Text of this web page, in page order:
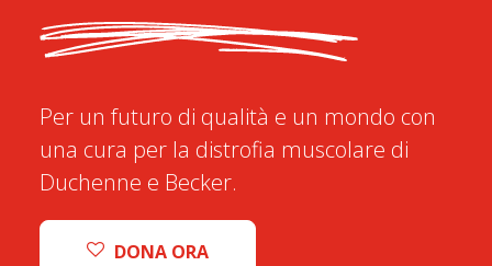
Per un futuro di qualità e un mondo con
una cura per la distrofia muscolare di
Duchenne e Becker.
DONA ORA